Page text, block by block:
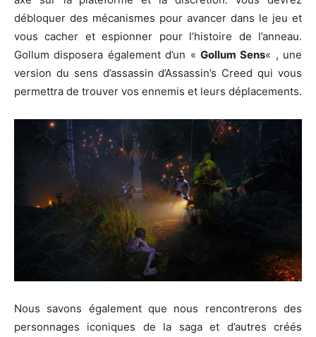
débloquer des mécanismes pour avancer dans le jeu et
vous cacher et espionner pour l’histoire de l’anneau.
Gollum disposera également d’un « Gollum Sens« , une
version du sens d’assassin d’Assassin’s Creed qui vous
permettra de trouver vos ennemis et leurs déplacements.
Nous savons également que nous rencontrerons des
personnages iconiques de la saga et d’autres créés